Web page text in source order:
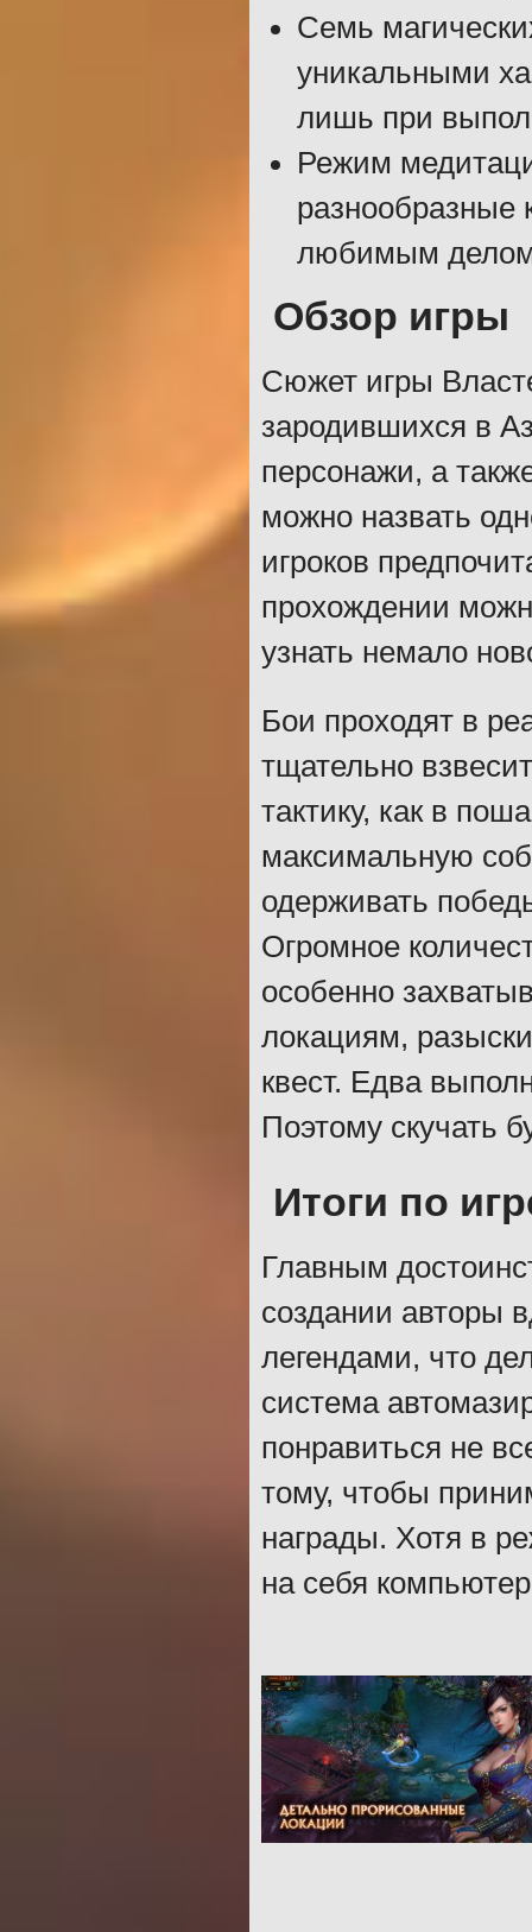
Семь
уникальными
лишь при
Режим
разнообразные
любимым
Обзор игры
Сюжет игры
зародившихся в
персонажи, а
можно назвать
игроков
прохождении
узнать немало
Бои проходят в
тщательно
тактику, как в
максимальную
одерживать
Огромное
особенно
локациям,
квест. Едва
Поэтому скучать
Итоги по
Главным
создании авторы
легендами, что
система
понравиться не
тому, чтобы
награды. Хотя в
на себя